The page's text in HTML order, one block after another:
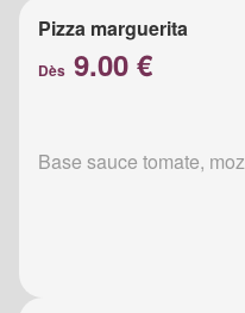
Pizza marguerita
Dès 9.00 €
Base sauce tomate,